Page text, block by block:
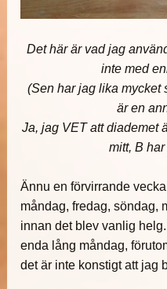
Det här är vad jag
inte med
(Sen har jag lika mycket
är en
Ja, jag VET att diademet
mitt, B
Ännu en förvirrande
måndag, fredag, söndag,
innan det blev vanlig
enda lång måndag,
det är inte konstigt att jag